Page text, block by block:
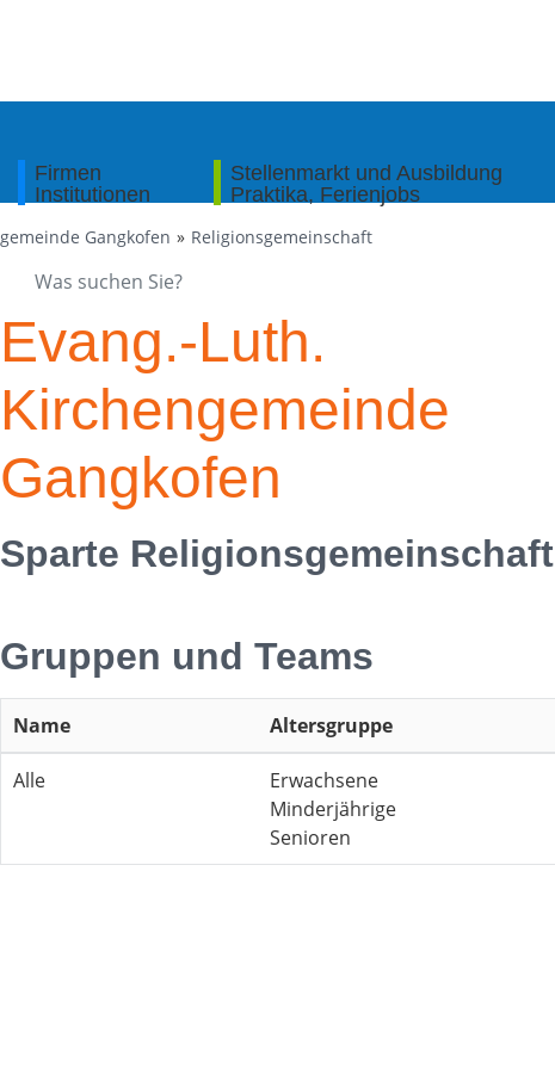
Firmen
Institutionen
Stellenmarkt und Ausbildung
Praktika, Ferienjobs
Gangkofen Religionsgemeinschaft
Evang.-Luth.
Kirchengemeinde
Gangkofen
Sparte Religionsgemeinschaft
Gruppen und Teams
Name Altersgruppe
Alle
Erwachsene
Minderjährige
Senioren